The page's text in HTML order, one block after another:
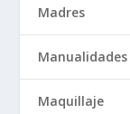
Madres
Manualidades
Maquillaje